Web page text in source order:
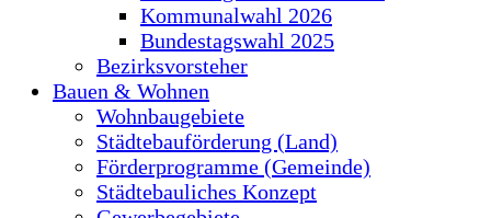
Kommunalwahl 2026
Bundestagswahl 2025
Bezirksvorsteher
Bauen & Wohnen
Wohnbaugebiete
Städtebauförderung (Land)
Förderprogramme (Gemeinde)
Städtebauliches Konzept